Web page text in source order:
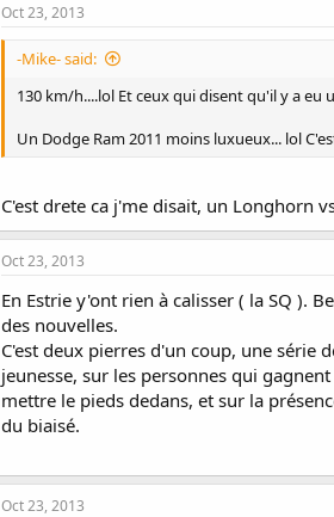
Oct 23, 2013
-Mike- said:
130 km/h....lol Et ceux qui disent qu'il y a eu
Un Dodge Ram 2011 moins luxueux... lol
C'est drete ca j'me disait, un Longhorn
Oct 23, 2013
En Estrie y'ont rien à calisser ( la SQ ).
des nouvelles.
C'est deux pierres d'un coup, une
jeunesse, sur les personnes qui
mettre le pieds dedans, et sur la
du biaisé.
Oct 23, 2013